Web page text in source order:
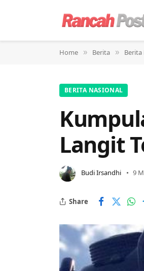
Home » Berita » Berita
BERITA NASIONAL
Langit
Budi Irsandhi 9
Share